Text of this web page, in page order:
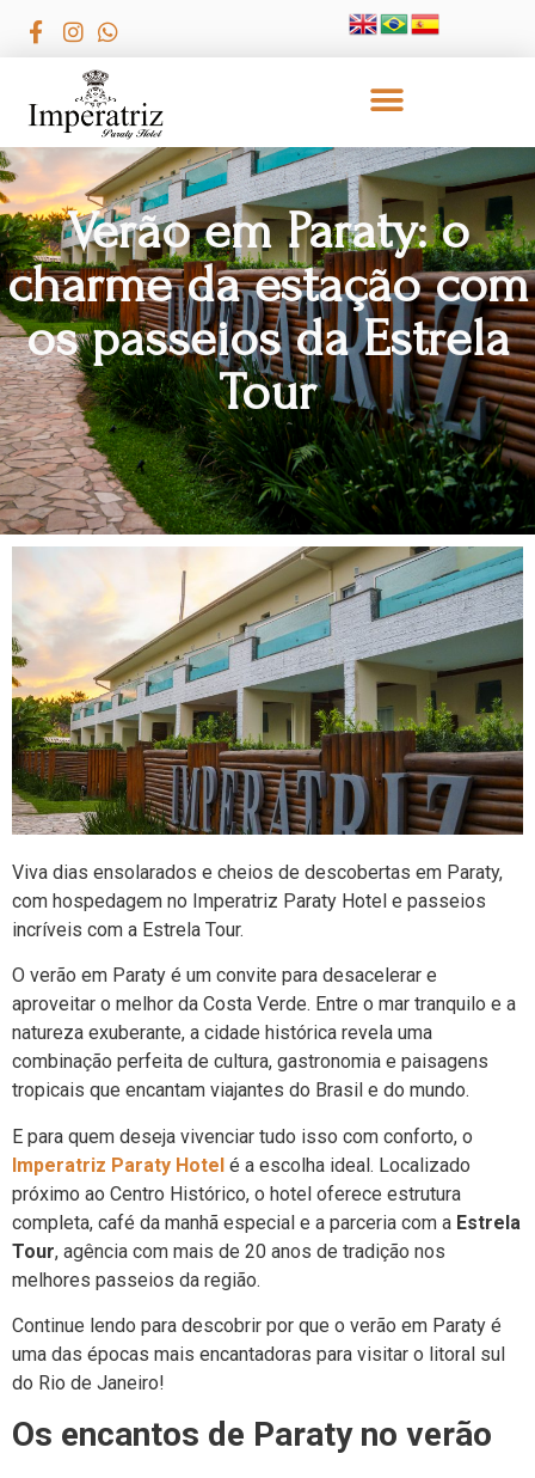
Verão em Paraty: o
charme da estação com
os passeios da Estrela
Tour
Viva dias ensolarados e cheios de descobertas em Paraty,
com hospedagem no Imperatriz Paraty Hotel e passeios
incríveis com a Estrela Tour.
O verão em Paraty é um convite para desacelerar e
aproveitar o melhor da Costa Verde. Entre o mar tranquilo e a
natureza exuberante, a cidade histórica revela uma
combinação perfeita de cultura, gastronomia e paisagens
tropicais que encantam viajantes do Brasil e do mundo.
E para quem deseja vivenciar tudo isso com conforto, o
Imperatriz Paraty Hotel é a escolha ideal. Localizado
próximo ao Centro Histórico, o hotel oferece estrutura
completa, café da manhã especial e a parceria com a Estrela
Tour, agência com mais de 20 anos de tradição nos
melhores passeios da região.
Continue lendo para descobrir por que o verão em Paraty é
uma das épocas mais encantadoras para visitar o litoral sul
do Rio de Janeiro!
Os encantos de Paraty no verão